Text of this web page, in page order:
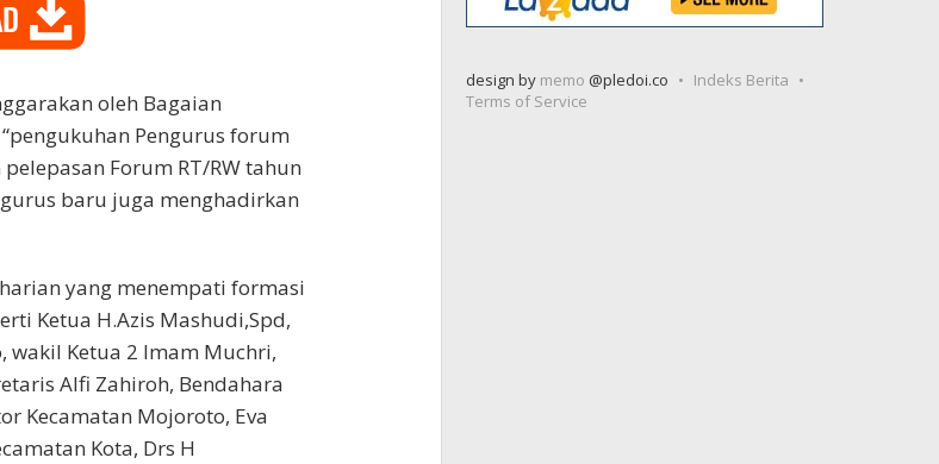
oleh Bagaian
Pengurus forum
Forum RT/RW tahun
baru juga menghadirkan
yang menempati formasi
Ketua H.Azis Mashudi,Spd,
wakil Ketua 2 Imam Muchri,
Alfi Zahiroh, Bendahara
Kecamatan Mojoroto, Eva
Kota, Drs H
design by memo @pledoi.co
Indeks Berita
Terms of Service